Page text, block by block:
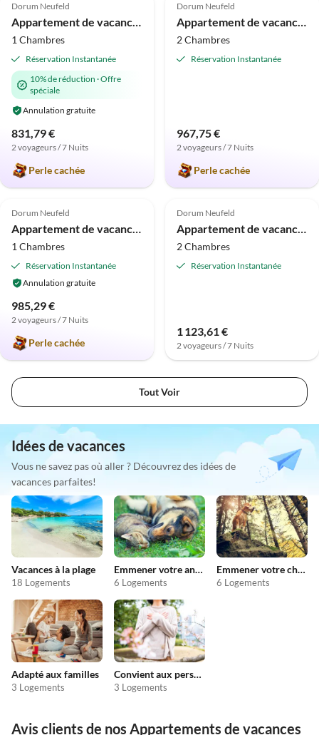
Dorum Neufeld
1 Chambres
Réservation Instantanée
10% de réduction ·Offre
spéciale
Annulation gratuite
831,79 €
2 voyageurs / 7 Nuits
Perle cachée
Dorum Neufeld
2 Chambres
Réservation Instantanée
967,75 €
2 voyageurs / 7 Nuits
Perle cachée
5.0 (4)
Dorum Neufeld
1 Chambres
Réservation Instantanée
Annulation gratuite
985,29 €
2 voyageurs / 7 Nuits
Perle cachée
4.7 (3)
Dorum Neufeld
2 Chambres
Réservation Instantanée
1 123,61 €
2 voyageurs / 7 Nuits
Tout Voir
Idées de vacances
Vous ne savez pas où aller ? Découvrez des idées de
vacances parfaites!
Vacances à la plage
18 Logements
Emmener votre animal en vacances
6 Logements
Emmener votre chien en vacances
6 Logements
Adapté aux familles
3 Logements
Convient aux personnes allergiques
3 Logements
Avis clients de nos Appartements de vacances